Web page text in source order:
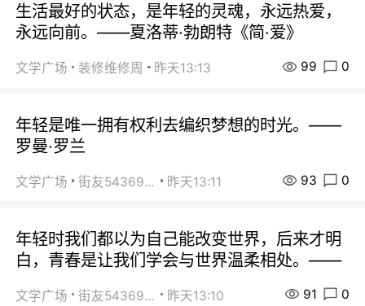
生活最好的状态，是年轻的灵魂，永远热爱，
永远向前。——夏洛蒂·勃朗特《简·爱》
文学广场 装修维修周 昨天13:13 99 0
年轻是唯一拥有权利去编织梦想的时光。——
罗曼·罗兰
文学广场 街友54369822 昨天13:11 93 0
年轻时我们都以为自己能改变世界，后来才明
白，青春是让我们学会与世界温柔相处。——
文学广场 街友54369822 昨天13:10 91 0